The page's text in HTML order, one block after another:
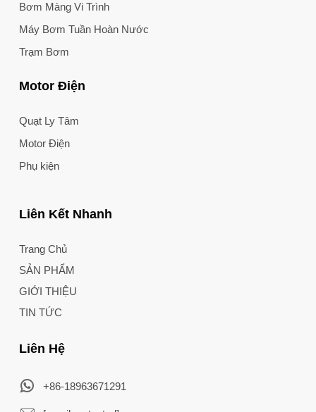
Bơm Màng Vi Trình
Máy Bơm Tuần Hoàn Nước
Trạm Bơm
Motor Điện
Quạt Ly Tâm
Motor Điện
Phụ kiện
Liên Kết Nhanh
Trang Chủ
SẢN PHẨM
GIỚI THIỆU
TIN TỨC
Liên Hệ
+86-18963671291